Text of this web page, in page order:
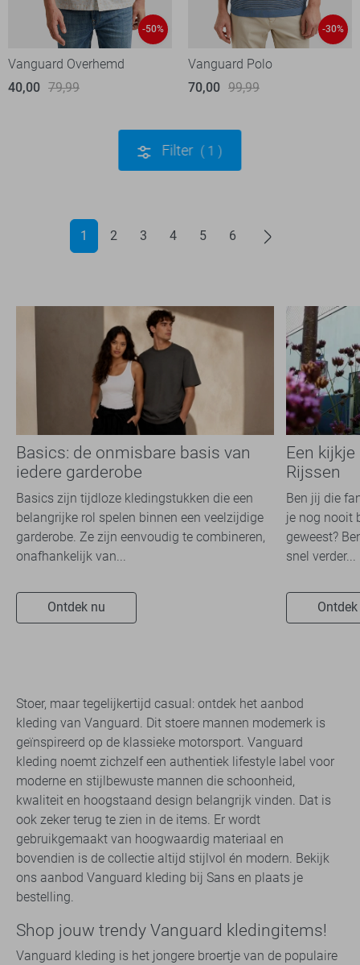
-50%
Vanguard Overhemd
40,00 79,99
-30%
Vanguard Polo
70,00 99,99
Filter 1
1 2 3 4 5 6
Basics: de onmisbare basis van
iedere garderobe
Basics zijn tijdloze kledingstukken die een
belangrijke rol spelen binnen een veelzijdige
garderobe. Ze zijn eenvoudig te combineren,
onafhankelijk van...
Ontdek nu
Een
Rijssen
Ben jij die
je nog nooit
geweest?
snel verder...
Stoer, maar tegelijkertijd casual: ontdek het aanbod
kleding van Vanguard. Dit stoere mannen modemerk is
geïnspireerd op de klassieke motorsport. Vanguard
kleding noemt zichzelf een authentiek lifestyle label voor
moderne en stijlbewuste mannen die schoonheid,
kwaliteit en hoogstaand design belangrijk vinden. Dat is
ook zeker terug te zien in de items. Er wordt
gebruikgemaakt van hoogwaardig materiaal en
bovendien is de collectie altijd stijlvol én modern. Bekijk
ons aanbod Vanguard kleding bij Sans en plaats je
bestelling.
Shop jouw trendy Vanguard kledingitems!
Vanguard kleding is het jongere broertje van de populaire